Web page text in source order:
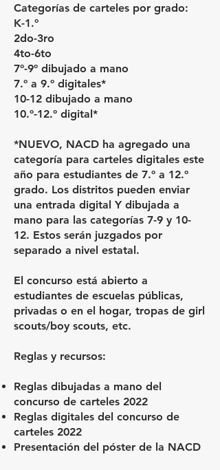
Categorías de carteles por grado:
K-1.º
2do-3ro
4to-6to
7º-9º dibujado a mano
7.º a 9.º digitales*
10-12 dibujado a mano
10.º-12.º digital*
*NUEVO, NACD ha agregado una
categoría para carteles digitales este
año para estudiantes de 7.º a 12.º
grado. Los distritos pueden enviar
una entrada digital Y dibujada a
mano para las categorías 7-9 y 10-
12. Estos serán juzgados por
separado a nivel estatal.
El concurso está abierto a
estudiantes de escuelas públicas,
privadas o en el hogar, tropas de girl
scouts/boy scouts, etc.
Reglas y recursos:
Reglas dibujadas a mano del
concurso de carteles 2022
Reglas digitales del concurso de
carteles 2022
Presentación del póster de la NACD